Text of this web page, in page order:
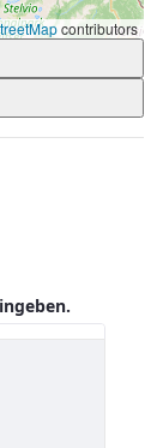
contributors
ist